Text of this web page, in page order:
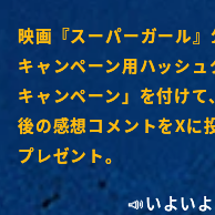
映画『スーパーガール』
キャンペーン用ハッシ
キャンペーン」を付け
後の感想コメントをXに
プレゼント。
📣いよい